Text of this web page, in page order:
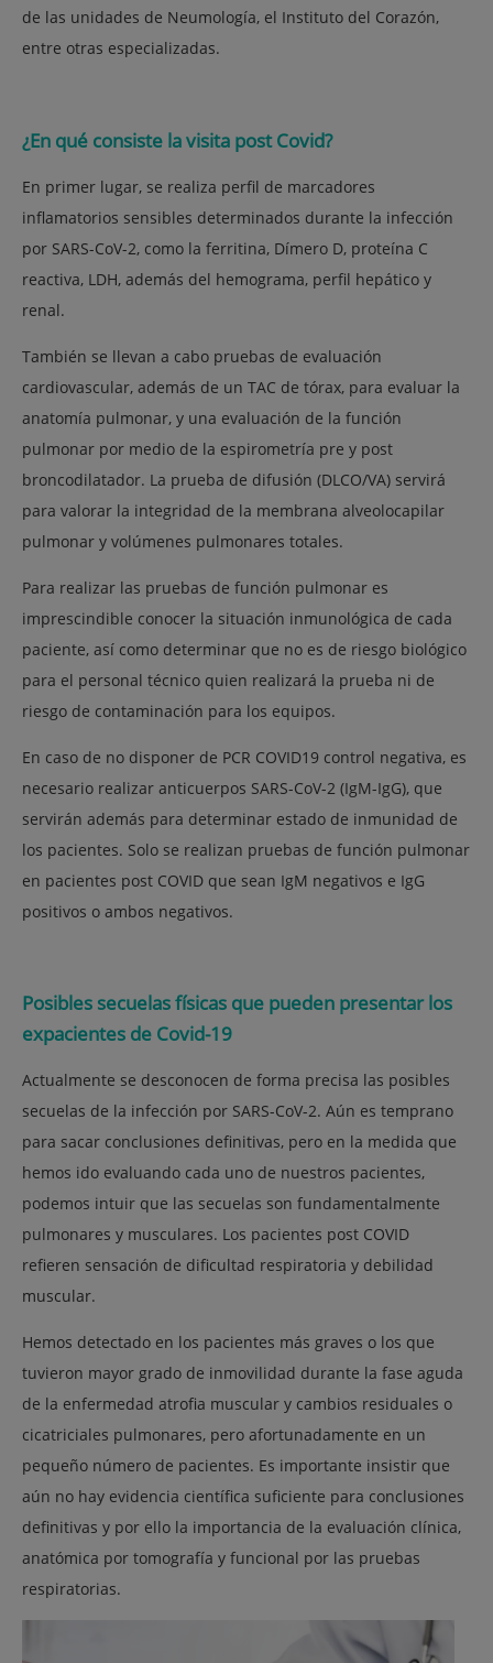
de las unidades de Neumología, el Instituto del Corazón,
entre otras especializadas.
¿En qué consiste la visita post Covid?
En primer lugar, se realiza perfil de marcadores
inflamatorios sensibles determinados durante la infección
por SARS-CoV-2, como la ferritina, Dímero D, proteína C
reactiva, LDH, además del hemograma, perfil hepático y
renal.
También se llevan a cabo pruebas de evaluación
cardiovascular, además de un TAC de tórax, para evaluar la
anatomía pulmonar, y una evaluación de la función
pulmonar por medio de la espirometría pre y post
broncodilatador. La prueba de difusión (DLCO/VA) servirá
para valorar la integridad de la membrana alveolocapilar
pulmonar y volúmenes pulmonares totales.
Para realizar las pruebas de función pulmonar es
imprescindible conocer la situación inmunológica de cada
paciente, así como determinar que no es de riesgo biológico
para el personal técnico quien realizará la prueba ni de
riesgo de contaminación para los equipos.
En caso de no disponer de PCR COVID19 control negativa, es
necesario realizar anticuerpos SARS-CoV-2 (IgM-IgG), que
servirán además para determinar estado de inmunidad de
los pacientes. Solo se realizan pruebas de función pulmonar
en pacientes post COVID que sean IgM negativos e IgG
positivos o ambos negativos.
Posibles secuelas físicas que pueden presentar los
expacientes de Covid-19
Actualmente se desconocen de forma precisa las posibles
secuelas de la infección por SARS-CoV-2. Aún es temprano
para sacar conclusiones definitivas, pero en la medida que
hemos ido evaluando cada uno de nuestros pacientes,
podemos intuir que las secuelas son fundamentalmente
pulmonares y musculares. Los pacientes post COVID
refieren sensación de dificultad respiratoria y debilidad
muscular.
Hemos detectado en los pacientes más graves o los que
tuvieron mayor grado de inmovilidad durante la fase aguda
de la enfermedad atrofia muscular y cambios residuales o
cicatriciales pulmonares, pero afortunadamente en un
pequeño número de pacientes. Es importante insistir que
aún no hay evidencia científica suficiente para conclusiones
definitivas y por ello la importancia de la evaluación clínica,
anatómica por tomografía y funcional por las pruebas
respiratorias.